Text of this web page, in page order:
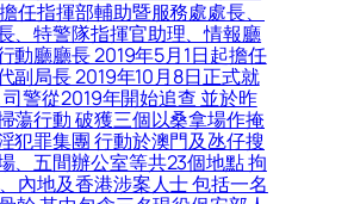
任指揮部輔助暨服務處處長、
、特警隊指揮官助理、情報廳
動廳廳長 2019年5月1日起擔任
副局長 2019年10月8日正式就
警從2019年開始追查 並於昨
蕩行動 破獲三個以桑拿場作掩
犯罪集團 行動於澳門及氹仔搜
、五間辦公室等共23個地點 拘
內地及香港涉案人士 包括一名